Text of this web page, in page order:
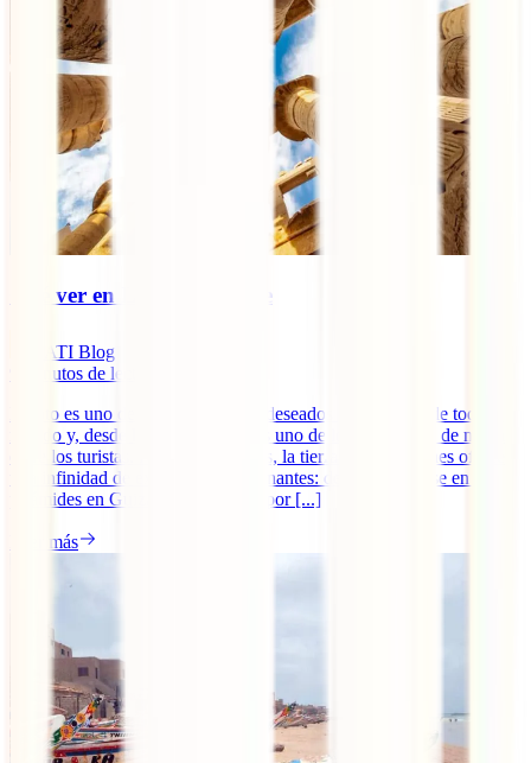
Qué ver en Luxor por libre
IATI Blog
minutos de lectura
Egipto es uno de los destinos más deseados por viajeros de todo el
mundo y, desde hace unos años, es uno de los países más de moda
entre los turistas. No es para menos, la tierra de los faraones ofrece
una infinidad de experiencias fascinantes: desde adentrarse en las
pirámides en Guiza hasta navegar por [...]
Leer más